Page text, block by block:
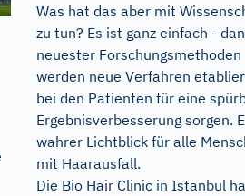
Was hat das aber mit
zu tun? Es ist ganz einfach -
neuester Forschungsmethoden
werden neue Verfahren
bei den Patienten für eine
Ergebnisverbesserung sorgen.
wahrer Lichtblick für alle
mit Haarausfall.
Die Bio Hair Clinic in Istanbul